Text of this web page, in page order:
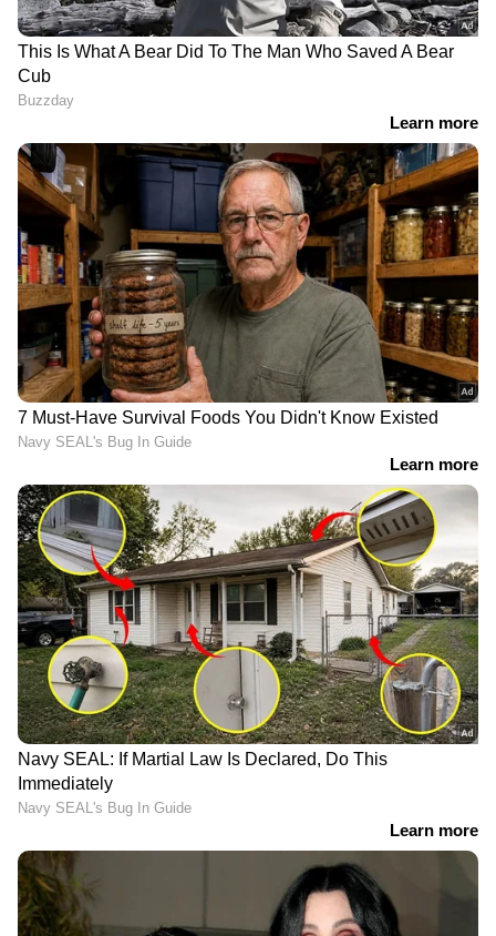
ടെയിൽ ലൈറ്റ്, പുതിയ പിൻ ടയർ ഹഗ്ഗർ, ഒരു
ഫ്ലാറ്റർ സീറ്റ്, ഒരു പുതിയ സ്വിച്ച് ഗിയർ
കൺസോൾ എന്നിവ നൽകി. അടുത്ത വർഷം
എപ്പോഴെങ്കിലും പുറത്തിറങ്ങുമെന്ന്
പ്രതീക്ഷിക്കുന്ന ചേതക് ഇവിയിൽ നിലവിലുള്ള
3.5 kWh ബാറ്ററി പായ്ക്ക് നിലനിർത്താൻ
സാധ്യതയുണ്ട്. ഒറ്റ ചാർജിൽ ഏകദേശം 150
കിലോമീറ്റർ സഞ്ചരിക്കാൻ കഴിയും.
ആതർ ഇഎൽ
ഇന്ത്യൻ വിപണിക്കായി നിരവധി പുതിയ
ഇലക്ട്രിക് സ്‍കൂട്ടറുകളിൽ ഏഥർ എനർജി
പ്രവർത്തിക്കുന്നു. ഈ വർഷം ഓഗസ്റ്റിൽ കമ്പനി
അടുത്ത തലമുറ ഇലക്ട്രിക് സ്‍കൂട്ടർ
പ്രദർശിപ്പിച്ചു. ഇത് പുതിയ ഇ-സ്‍കൂട്ടറുകളുടെ
ഒരു ശ്രേണിയെ ശക്തിപ്പെടുത്തും. പുതിയ
ഇഎൽ പ്ലാറ്റ്‌ഫോമിന്റെ പ്രത്യേകതകളിൽ നൂതന
ഇലക്ട്രോണിക് ബ്രേക്കിംഗ് സിസ്റ്റം (AEBS),
സംയോജിത ഓൺ-ബോർഡ് ചാർജറുള്ള ഒരു
പുതിയ ചാർജ് ഡ്രൈവ് കൺട്രോളർ എന്നിവ
ഉൾപ്പെടുന്നു. കുടുംബങ്ങൾക്ക് മാത്രമായുള്ള
ഒരു ഇലക്ട്രിക് സ്‍കൂട്ടറായിട്ടാണ് ഇന്ത്യൻ ഇവി
സ്റ്റാർട്ടപ്പ് EL01 കൺസെപ്റ്റ് പ്രദർശിപ്പിച്ചത്.
ബ്രാൻഡിന്റെ EL ശ്രേണിയിൽ നിന്നുള്ള ആദ്യ
സ്‍കൂട്ടർ 2026 ലെ ഉത്സവ സീസണിൽ
വിൽപ്പനയ്‌ക്കെത്തും.
സിമ്പിൾ എനർജി ന്യൂ ഫാമിലി-ഓറിയന്റഡ്